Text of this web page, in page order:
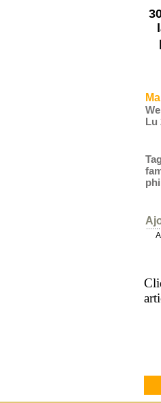
Lu